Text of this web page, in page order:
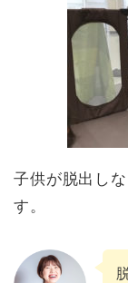
子供が脱出し
す。